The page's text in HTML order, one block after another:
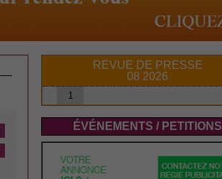
REVUE DE PRESSE
08 2026
1
ÉVÉNEMENTS / PETITIONS